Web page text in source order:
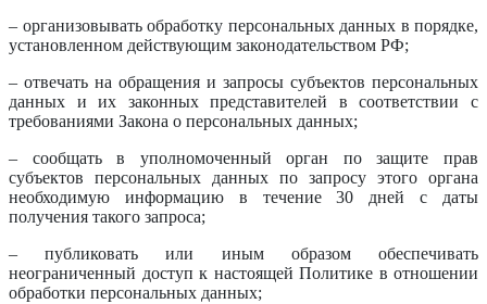
– организовывать обработку персональных данных в порядке,
установленном действующим законодательством РФ;
– отвечать на обращения и запросы субъектов персональных
данных и их законных представителей в соответствии с
требованиями Закона о персональных данных;
– сообщать в уполномоченный орган по защите прав
субъектов персональных данных по запросу этого органа
необходимую информацию в течение 30 дней с даты
получения такого запроса;
– публиковать или иным образом обеспечивать
неограниченный доступ к настоящей Политике в отношении
обработки персональных данных;